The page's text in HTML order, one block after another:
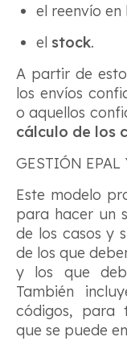
el reenvío
el stock.
A partir de
los envíos
o aquellos
cálculo de los
GESTIÓN EPAL
Este modelo
para hacer un
de los casos y
de los que
y los que
También
códigos, para
que se puede